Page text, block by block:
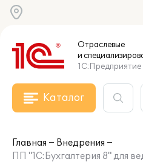
Отраслевые
и
1С:Предприятие
Каталог
Главная
Внедрения
ПП "1С:Бухгалтерия 8" для